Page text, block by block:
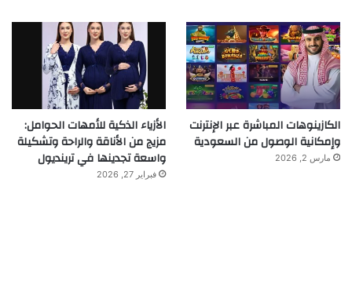
الكازينوهات المباشرة عبر الإنترنت
وإمكانية الوصول من السعودية
مارس 2, 2026
الأزياء الذكية للأمهات الحوامل:
مزيج من الأناقة والراحة وتشكيلة
واسعة تجدينها في ترينديول
فبراير 27, 2026